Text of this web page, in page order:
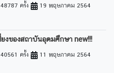
ครั้ง
19 พฤษภาคม 2564
งของสถาบันอุดมศึกษา new!!!
ครั้ง
11 พฤษภาคม 2564